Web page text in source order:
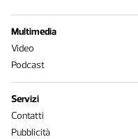
Multimedia
Video
Podcast
Servizi
Contatti
Pubblicità